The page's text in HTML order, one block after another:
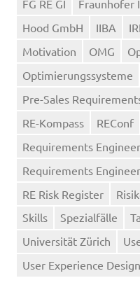
FG RE GI
Fraunhofer
Hood GmbH
IIBA
Motivation
OMG
Optimierungssysteme
Pre-Sales
RE-Kompass
REConf
Requirements
Requirements
RE Risk Register
Skills
Spezialfälle
Universität Zürich
User Experience